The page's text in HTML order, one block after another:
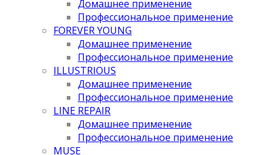
Домашнее применение
Профессиональное применение
FOREVER YOUNG
Домашнее применение
Профессиональное применение
ILLUSTRIOUS
Домашнее применение
Профессиональное применение
LINE REPAIR
Домашнее применение
Профессиональное применение
MUSE